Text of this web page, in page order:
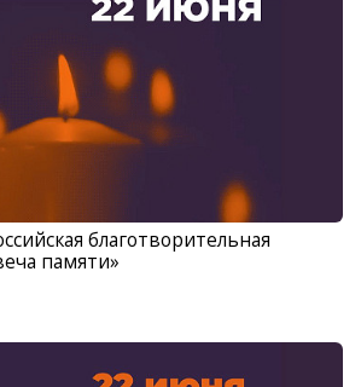
благотворительная
памяти»